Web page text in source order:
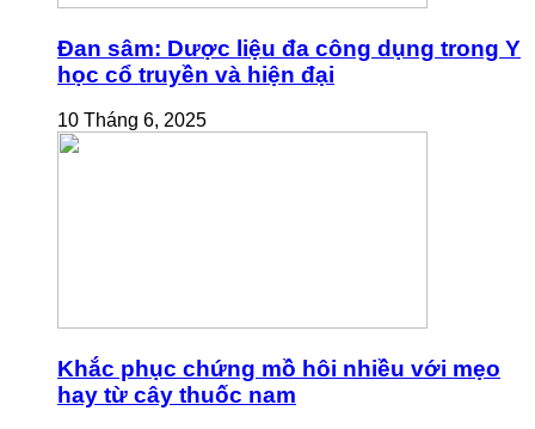
Đan sâm: Dược liệu đa công dụng trong Y
học cổ truyền và hiện đại
10 Tháng 6, 2025
Khắc phục chứng mồ hôi nhiều với mẹo
hay từ cây thuốc nam